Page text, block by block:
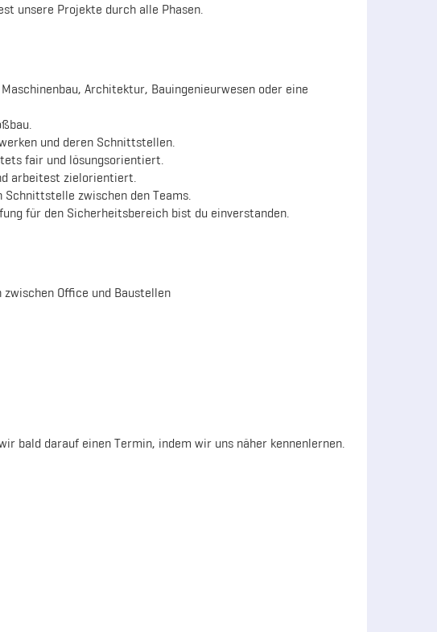
unsere Projekte durch alle Phasen.
Architektur, Bauingenieurwesen oder eine
und deren Schnittstellen.
fair und lösungsorientiert.
arbeitest zielorientiert.
zwischen den Teams.
für den Sicherheitsbereich bist du einverstanden.
Office und Baustellen
bald darauf einen Termin, indem wir uns näher kennenlernen.